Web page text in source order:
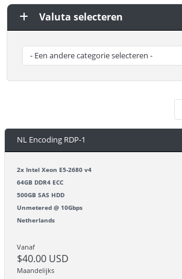
Valuta selecteren
NL Encoding RDP-1
2x Intel Xeon E5-2680 v4
64GB DDR4 ECC
500GB SAS HDD
Unmetered @ 10Gbps
Netherlands
Vanaf
$40.00 USD
Maandelijks